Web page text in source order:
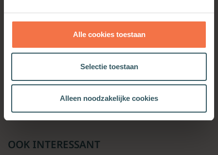
Alle cookies toestaan
Selectie toestaan
Alleen noodzakelijke cookies
Meer informatie
stilte
Meer informatie
OOK INTERESSANT